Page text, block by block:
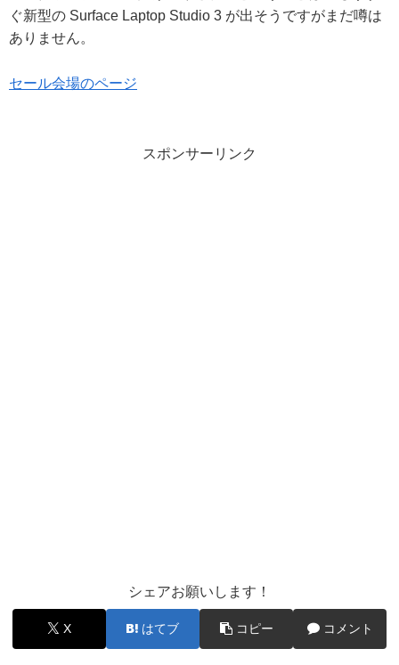
ぐ新型の Surface Laptop Studio 3 が出そうですがまだ噂は
ありません。
セール会場のページ
スポンサーリンク
シェアお願いします！
X はてブ コピー コメント